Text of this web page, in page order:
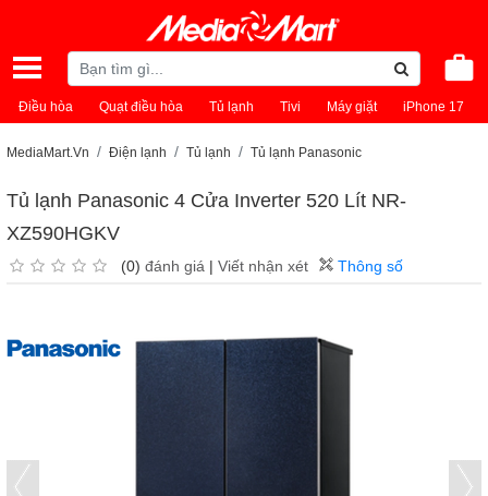
Điều hòa Quạt điều hòa Tủ lạnh Tivi Máy giặt iPhone 17
MediaMart.Vn Điện lạnh Tủ lạnh Tủ lạnh Panasonic
Tủ lạnh Panasonic 4 Cửa Inverter 520 Lít NR-
XZ590HGKV
(0) đánh giá | Viết nhận xét Thông số